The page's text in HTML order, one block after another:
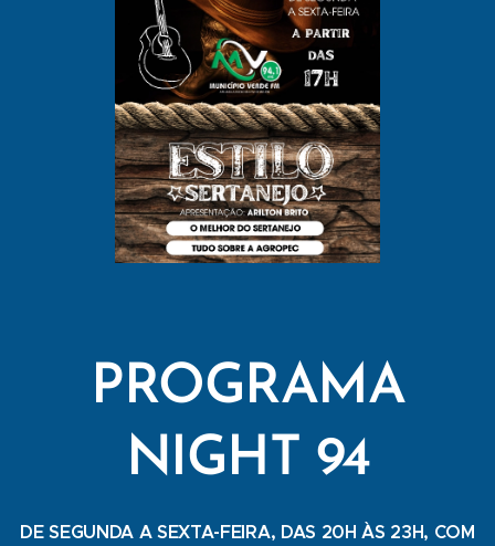
PROGRAMA
NIGHT 94
DE SEGUNDA A SEXTA-FEIRA, DAS 20H ÀS 23H, COM